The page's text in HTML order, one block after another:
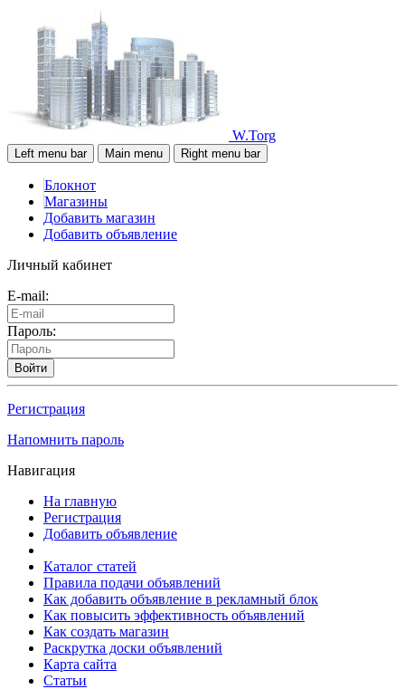
W.Torg
Left menu bar Main menu Right menu bar
Блокнот
Магазины
Добавить магазин
Добавить объявление
Личный кабинет
E-mail:
Пароль:
Войти
Регистрация
Напомнить пароль
Навигация
На главную
Регистрация
Добавить объявление
Каталог статей
Правила подачи объявлений
Как добавить объявление в рекламный блок
Как повысить эффективность объявлений
Как создать магазин
Раскрутка доски объявлений
Карта сайта
Статьи